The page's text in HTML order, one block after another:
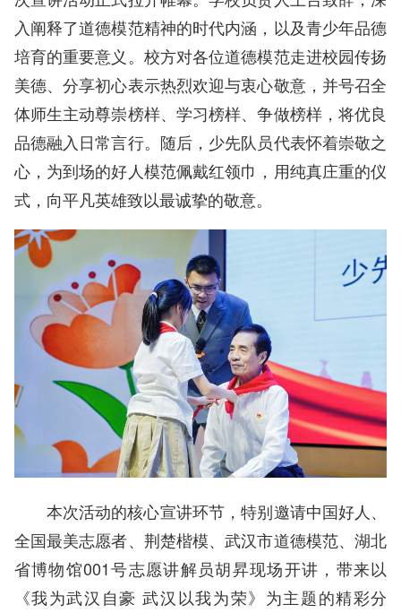
入阐释了道德模范精神的时代内涵，以及青少年品德
培育的重要意义。校方对各位道德模范走进校园传扬
美德、分享初心表示热烈欢迎与衷心敬意，并号召全
体师生主动尊崇榜样、学习榜样、争做榜样，将优良
品德融入日常言行。随后，少先队员代表怀着崇敬之
心，为到场的好人模范佩戴红领巾，用纯真庄重的仪
式，向平凡英雄致以最诚挚的敬意。
本次活动的核心宣讲环节，特别邀请中国好人、
全国最美志愿者、荆楚楷模、武汉市道德模范、湖北
省博物馆001号志愿讲解员胡昇现场开讲，带来以
《我为武汉自豪 武汉以我为荣》为主题的精彩分